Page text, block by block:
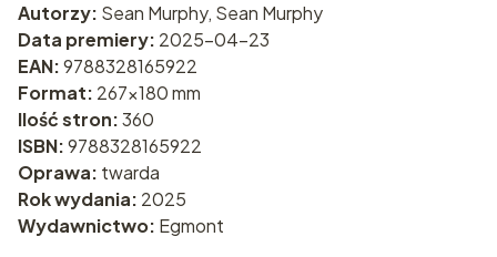
Autorzy: Sean Murphy, Sean Murphy
Data premiery: 2025-04-23
EAN:9788328165922
Format: 267x180 mm
Ilość stron:360
ISBN:9788328165922
Oprawa: twarda
Rok wydania: 2025
Wydawnictwo: Egmont